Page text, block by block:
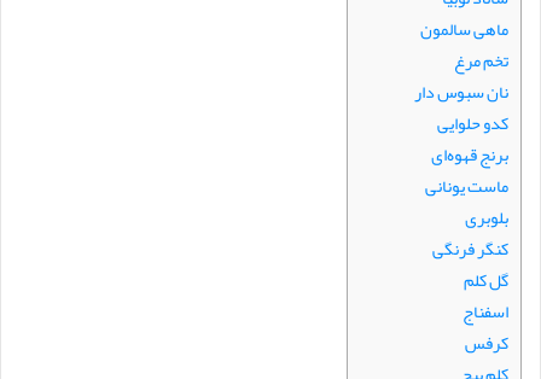
ماهی سالمون
تخم مرغ
نان سبوس دار
کدو حلوایی
برنج قهوه‌ای
ماست یونانی
بلوبری
کنگر فرنگی
گل کلم
اسفناج
کرفس